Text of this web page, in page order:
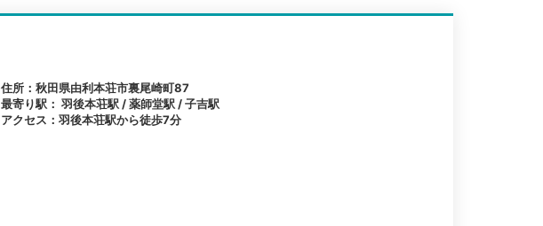
住所：秋田県由利本荘市裏尾崎町87
最寄り駅： 羽後本荘駅 / 薬師堂駅 / 子吉駅
アクセス：羽後本荘駅から徒歩7分